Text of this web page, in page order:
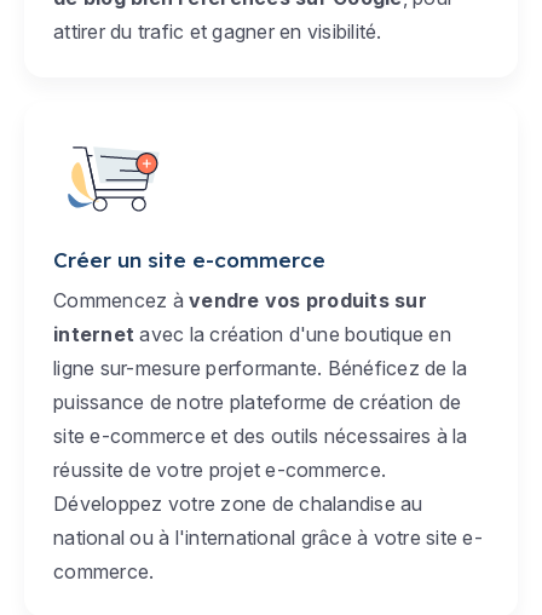
attirer du trafic et gagner en visibilité.
Créer un site e-commerce
Commencez à vendre vos produits sur
internet avec la création d'une boutique en
ligne sur-mesure performante. Bénéficez de la
puissance de notre plateforme de création de
site e-commerce et des outils nécessaires à la
réussite de votre projet e-commerce.
Développez votre zone de chalandise au
national ou à l'international grâce à votre site e-
commerce.